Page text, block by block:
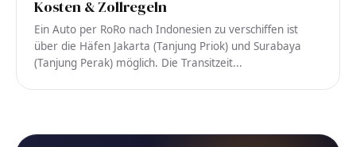
Kosten & Zollregeln
Ein Auto per RoRo nach Indonesien zu verschiffen ist
über die Häfen Jakarta (Tanjung Priok) und Surabaya
(Tanjung Perak) möglich. Die Transitzeit...